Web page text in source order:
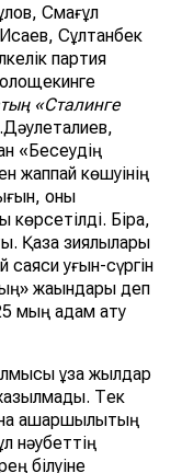
Смағұл
Сұлтанбек
партия
«Сталинге
«Бесеудiң
жаппай көшуiнiң
оны
көрсетiлдi. Бiрақ,
Қазақ зиялылары
қуғын-сүргiн
жақындары деп
мың адам ату
ұзақ жылдар
Тек
ашаршылықтың
нәубеттің
білуіне